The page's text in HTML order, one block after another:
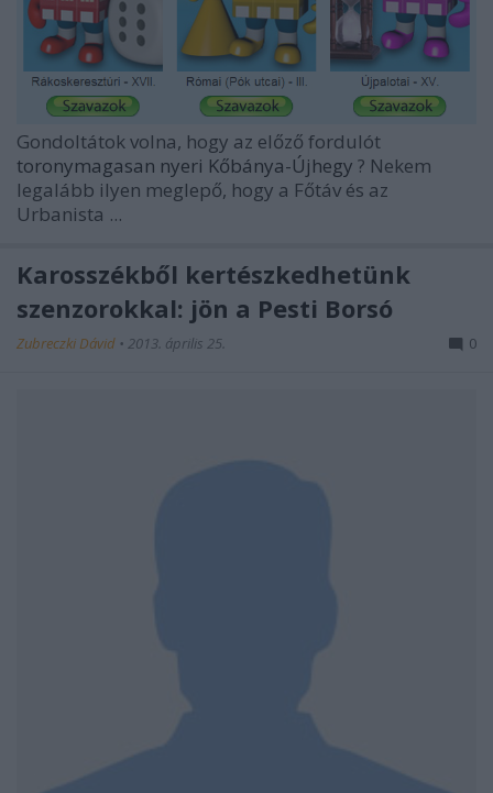
Gondoltátok volna, hogy az előző fordulót
toronymagasan nyeri Kőbánya-Újhegy ? Nekem
legalább ilyen meglepő, hogy a Főtáv és az
Urbanista ...
Karosszékből kertészkedhetünk
szenzorokkal: jön a Pesti Borsó
Zubreczki Dávid • 2013. április 25. 0